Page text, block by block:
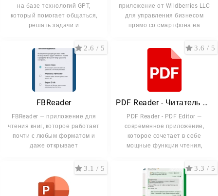
на базе технологий GPT,
который помогает общаться,
решать задачи и
приложение от Wildberries LLC
для управления бизнесом
прямо со смартфона на
FBReader
FBReader — приложение для
чтения книг, которое работает
почти с любым форматом и
даже открывает
2.6 / 5
PDF Reader - Читатель PDF
PDF Reader - PDF Editor —
современное приложение,
которое сочетает в себе
мощные функции чтения,
3.6 / 5
3.1 / 5 3.3 / 5